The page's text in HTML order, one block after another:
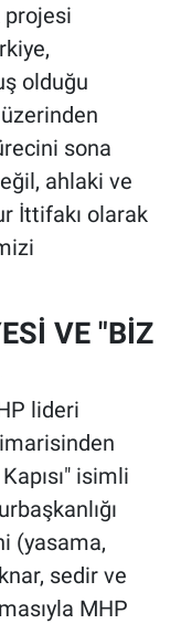
projesi
olduğu
sona
ahlaki ve
İttifakı olarak
VE "BİZ
lideri
isimli
(yasama,
sedir ve
MHP